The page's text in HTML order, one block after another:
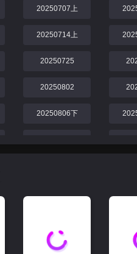
20250707上
20250714上
20250725
20250802
20250806下